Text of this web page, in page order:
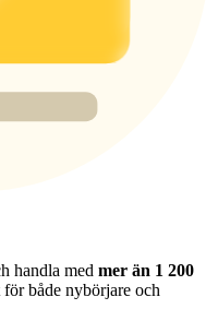
pool
handla med mer än 1 200
både nybörjare och